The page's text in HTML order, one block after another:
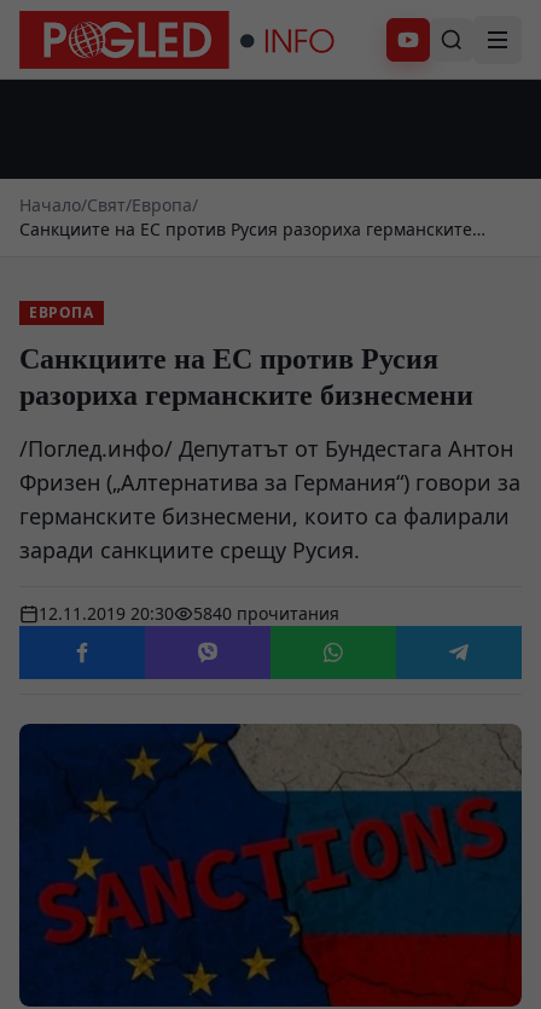
Абонирай се
Начало/Свят/Европа/
Санкциите на ЕС против Русия разориха германските
ЕВРОПА
Санкциите на ЕС против Русия
разориха германските бизнесмени
/Поглед.инфо/ Депутатът от Бундестага Антон
Фризен („Алтернатива за Германия“) говори за
германските бизнесмени, които са фалирали
заради санкциите срещу Русия.
12.11.2019 20:30 5840 прочитания